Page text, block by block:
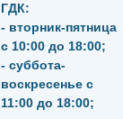
ГДК:
- вторник-пятница
с 10:00 до 18:00;
- суббота-
воскресенье с
11:00 до 18:00;